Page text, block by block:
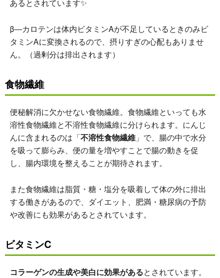
あるとされています✨
β―カロテンは体内ビタミンAが不足しているときのみビ
タミンAに変換されるので、摂りすぎの心配もありませ
ん。（過剰分は排出されます）
食物繊維
便秘解消に欠かせない食物繊維。食物繊維といっても水
溶性食物繊維と不溶性食物繊維に分けられます。にんじ
んに含まれるのは「不溶性食物繊維 」で、腸の中で水分
を吸って膨らみ、便の量を増やすことで腸の動きを促
し、腸内環境を整えることが期待されます。
また食物繊維は脂質・糖・塩分を吸着して体の外に排出
する働きがあるので、ダイエット、肥満・糖尿病の予防
や改善にも効果があるとされています。
ビタミンC
コラーゲンの生成や美白に効果があるとされています。